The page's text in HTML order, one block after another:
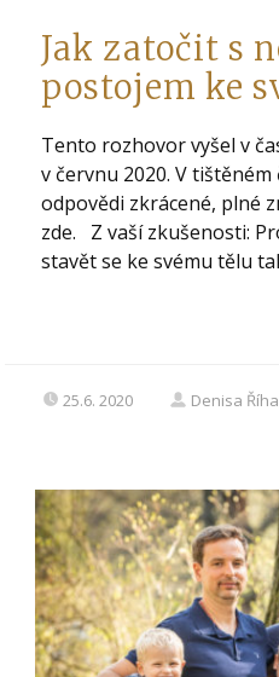
Jak zatočit s
postojem ke
Tento rozhovor vyšel v
v červnu 2020. V
odpovědi zkrácené, plné
zde. Z vaší zkušenosti:
stavět se ke svému tělu
25.6. 2020 Denisa